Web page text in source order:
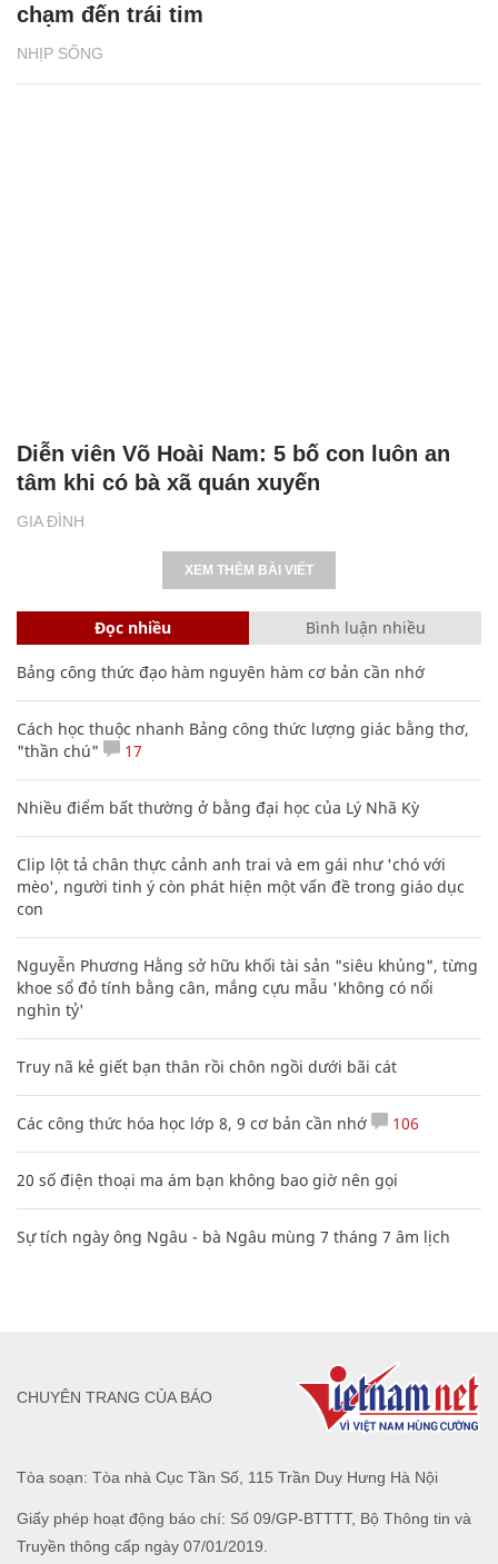
NHỊP SỐNG
chạm đến trái tim
GIA ĐÌNH
Diễn viên Võ Hoài Nam: 5 bố con luôn an
tâm khi có bà xã quán xuyến
XEM THÊM BÀI VIẾT
Đọc nhiều Bình luận nhiều
Bảng công thức đạo hàm nguyên hàm cơ bản cần nhớ
Cách học thuộc nhanh Bảng công thức lượng giác bằng thơ,
"thần chú"
17
Nhiều điểm bất thường ở bằng đại học của Lý Nhã Kỳ
Clip lột tả chân thực cảnh anh trai và em gái như 'chó với
mèo', người tinh ý còn phát hiện một vấn đề trong giáo dục
con
Nguyễn Phương Hằng sở hữu khối tài sản "siêu khủng", từng
khoe sổ đỏ tính bằng cân, mắng cựu mẫu 'không có nổi
nghìn tỷ'
Truy nã kẻ giết bạn thân rồi chôn ngồi dưới bãi cát
Các công thức hóa học lớp 8, 9 cơ bản cần nhớ 106
20 số điện thoại ma ám bạn không bao giờ nên gọi
Sự tích ngày ông Ngâu - bà Ngâu mùng 7 tháng 7 âm lịch
Tòa soạn: Tòa nhà Cục Tần Số, 115 Trần Duy Hưng Hà Nội
Giấy phép hoạt động báo chí: Số 09/GP-BTTTT, Bộ Thông tin và
Truyền thông cấp ngày 07/01/2019.
CHUYÊN TRANG CỦA BÁO